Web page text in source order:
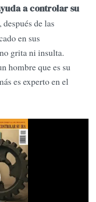
a controlar su
de las
en sus
grita ni insulta.
hombre que es su
es experto en el